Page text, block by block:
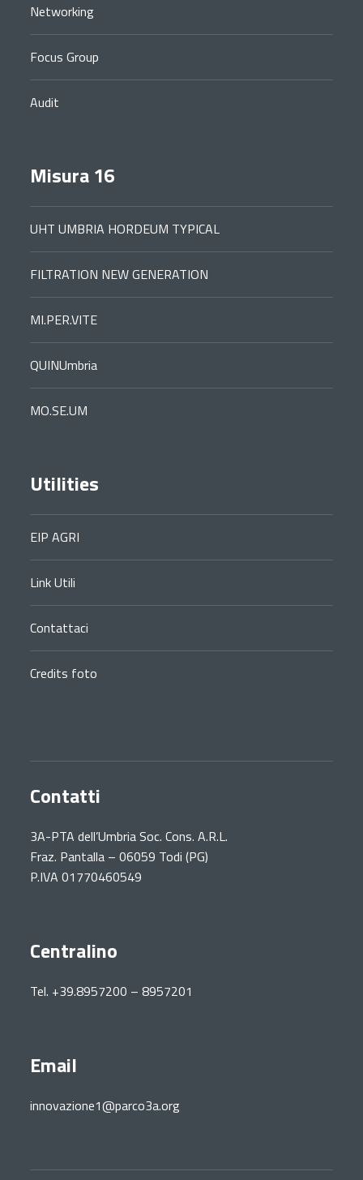
Networking
Focus Group
Audit
Misura 16
UHT UMBRIA HORDEUM TYPICAL
FILTRATION NEW GENERATION
MI.PER.VITE
QUINUmbria
MO.SE.UM
Utilities
EIP AGRI
Link Utili
Contattaci
Credits foto
Contatti
3A-PTA dell’Umbria Soc. Cons. A.R.L.
Fraz. Pantalla – 06059 Todi (PG)
P.IVA 01770460549
Centralino
Tel. +39.8957200 – 8957201
Email
innovazione1@parco3a.org